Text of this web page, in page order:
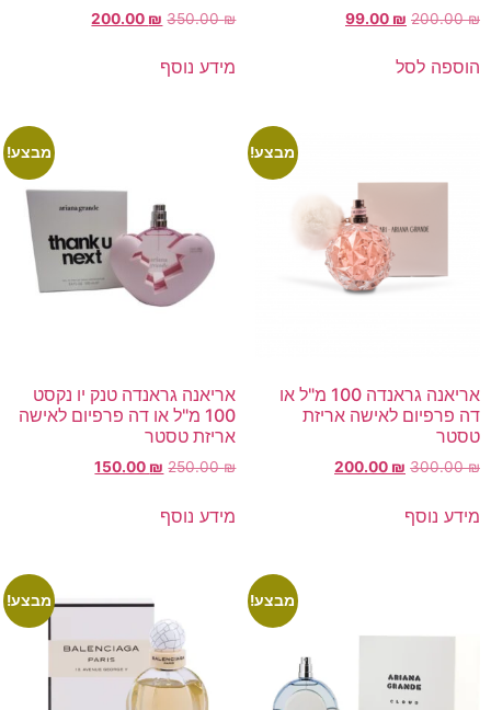
200.00₪
99.00 ₪
הוספה לסל
350.00₪
200.00 ₪
מידע נוסף
מבצע!
אריאנה גראנדה 100 מ"ל או
דה פרפיום לאישה אריזת
טסטר
300.00₪
200.00 ₪
מידע נוסף
מבצע!
אריאנה גראנדה טנק יו נקסט
100 מ"ל או דה פרפיום לאישה
אריזת טסטר
250.00₪
150.00 ₪
מידע נוסף
מבצע! מבצע!